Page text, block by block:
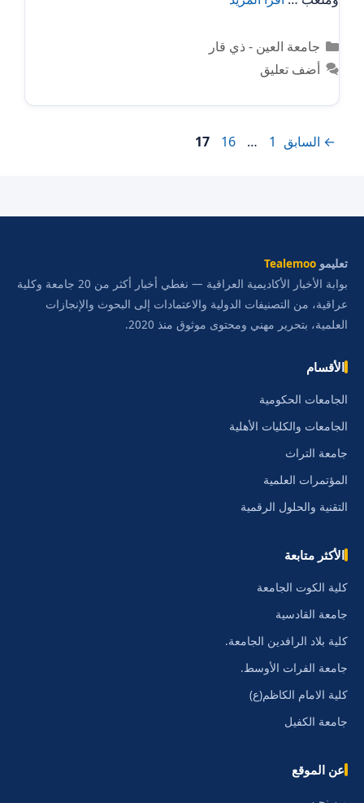
التصنيفات
جامعة العين - ذي قار
أضف تعليق
← السابق Page
1
…
Page
16
Page
17
تعليمو Tealemoo
بوابة الأخبار الأكاديمية العراقية — نغطي أخبار أكثر من 20 جامعة وكلية
عراقية، من التصنيفات الدولية والاعتمادات إلى البحوث والإنجازات
العلمية، بتحرير مهني ومحتوى موثوق منذ 2020.
الأقسام
الجامعات الحكومية
الجامعات والكليات الأهلية
جامعة التراث
المؤتمرات العلمية
التقنية والحلول الرقمية
الأكثر متابعة
كلية الكوت الجامعة
جامعة القادسية
كلية بلاد الرافدين الجامعة.
جامعة الفرات الأوسط.
كلية الامام الكاظم(ع)
جامعة الكفيل
عن الموقع